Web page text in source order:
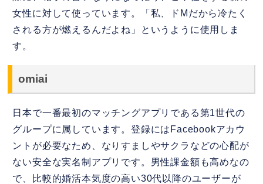
女性に対して使っています。「私、ドMだから冷たく
される方が燃えるんだよね」というように使用しま
す。
omiai
日本で一番最初のマッチングアプリである第1世代の
グループに属しています。登録にはFacebookアカウ
ントが必要なため、なりすましやサクラなどの心配が
ない安全な実名制アプリです。男性課金額も高めなの
で、比較的婚活本気度の高い30代以降のユーザーが